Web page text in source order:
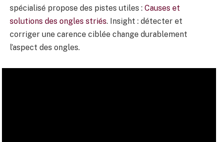
spécialisé propose des pistes utiles : Causes et
solutions des ongles striés. Insight : détecter et
corriger une carence ciblée change durablement
l’aspect des ongles.